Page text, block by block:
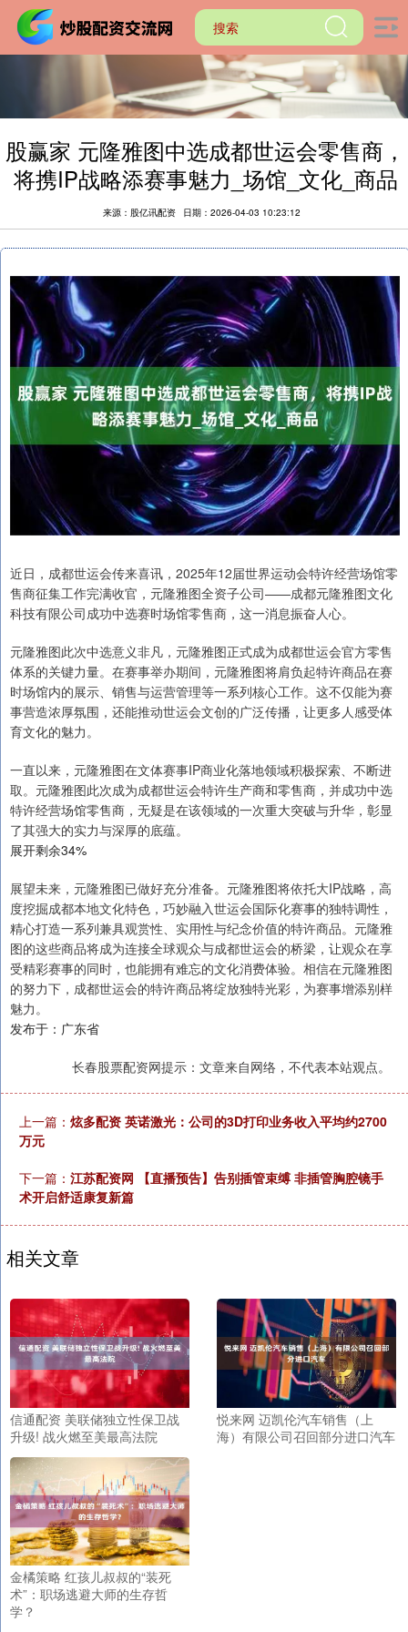
股赢家 元隆雅图中选成都世运会零售商，
将携IP战略添赛事魅力_场馆_文化_商品
来源：股亿讯配资 日期：2026-04-03 10:23:12
近日，成都世运会传来喜讯，2025年12届世界运动会特许经营场馆零
售商征集工作完满收官，元隆雅图全资子公司——成都元隆雅图文化
科技有限公司成功中选赛时场馆零售商，这一消息振奋人心。
元隆雅图此次中选意义非凡，元隆雅图正式成为成都世运会官方零售
体系的关键力量。在赛事举办期间，元隆雅图将肩负起特许商品在赛
时场馆内的展示、销售与运营管理等一系列核心工作。这不仅能为赛
事营造浓厚氛围，还能推动世运会文创的广泛传播，让更多人感受体
育文化的魅力。
一直以来，元隆雅图在文体赛事IP商业化落地领域积极探索、不断进
取。元隆雅图此次成为成都世运会特许生产商和零售商，并成功中选
特许经营场馆零售商，无疑是在该领域的一次重大突破与升华，彰显
了其强大的实力与深厚的底蕴。
展开剩余34%
展望未来，元隆雅图已做好充分准备。元隆雅图将依托大IP战略，高
度挖掘成都本地文化特色，巧妙融入世运会国际化赛事的独特调性，
精心打造一系列兼具观赏性、实用性与纪念价值的特许商品。元隆雅
图的这些商品将成为连接全球观众与成都世运会的桥梁，让观众在享
受精彩赛事的同时，也能拥有难忘的文化消费体验。相信在元隆雅图
的努力下，成都世运会的特许商品将绽放独特光彩，为赛事增添别样
魅力。
发布于：广东省
长春股票配资网提示：文章来自网络，不代表本站观点。
上一篇： 炫多配资 英诺激光：公司的3D打印业务收入平均约2700
万元
下一篇： 江苏配资网 【直播预告】告别插管束缚 非插管胸腔镜手
术开启舒适康复新篇
相关文章
信通配资 美联储独立性保卫战
升级! 战火燃至美最高法院
悦来网 迈凯伦汽车销售（上
海）有限公司召回部分进口汽车
金橘策略 红孩儿叔叔的“装死
术”：职场逃避大师的生存哲
学？